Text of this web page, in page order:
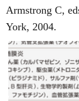
Armstrong C,
York, 2004.